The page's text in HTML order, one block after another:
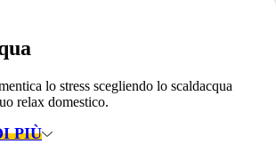
lo stress scegliendo lo scaldacqua
relax domestico.
PIÙ